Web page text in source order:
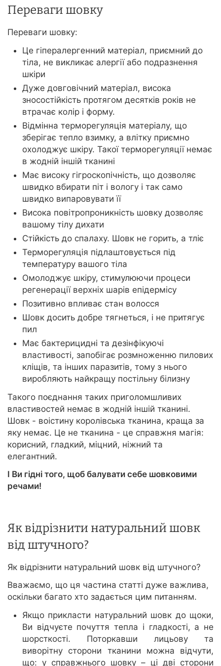
Переваги шовку
Переваги шовку:
Це гіпералергенний матеріал, приємний до
тіла, не викликає алергії або подразнення
шкіри
Дуже довговічний матеріал, висока
зносостійкість протягом десятків років не
втрачає колір і форму.
Відмінна терморегуляція матеріалу, що
зберігає тепло взимку, а влітку приємно
охолоджує шкіру. Такої терморегуляції немає
в жодній іншій тканині
Має високу гігроскопічність, що дозволяє
швидко вбирати піт і вологу і так само
швидко випаровувати її
Висока повітропроникність шовку дозволяє
вашому тілу дихати
Стійкість до спалаху. Шовк не горить, а тліє
Терморегуляція підлаштовується під
температуру вашого тіла
Омолоджує шкіру, стимулюючи процеси
регенерації верхніх шарів епідермісу
Позитивно впливає стан волосся
Шовк досить добре тягнеться, і не притягує
пил
Має бактерицидні та дезінфікуючі
властивості, запобігає розмноженню пилових
кліщів, та інших паразитів, тому з нього
виробляють найкращу постільну білизну
Такого поєднання таких приголомшливих
властивостей немає в жодній іншій тканині.
Шовк - воістину королівська тканина, краща за
яку немає. Це не тканина - це справжня магія:
корисний, гладкий, міцний, ніжний та
елегантний.
І Ви гідні того, щоб балувати себе шовковими
речами!
Як відрізнити натуральний шовк
від штучного?
Як відрізнити натуральний шовк від штучного?
Вважаємо, що ця частина статті дуже важлива,
оскільки багато хто задається цим питанням.
Якщо прикласти натуральний шовк до щоки,
Ви відчуєте почуття тепла і гладкості, а не
шорсткості. Поторкавши лицьову та
виворітну сторони тканини можна відчути,
що: у справжнього шовку – ці дві сторони